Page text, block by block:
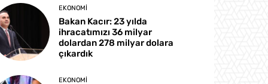
EKONOMI
Bakan Kacır: 23 yılda
ihracatımızı 36 milyar
dolardan 278 milyar dolara
çıkardık
EKONOMI